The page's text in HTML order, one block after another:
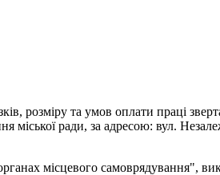
розміру та умов оплати праці
міської ради, за адресою: вул.
місцевого самоврядування",